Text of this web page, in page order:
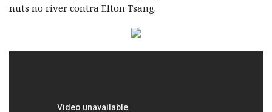
nuts no river contra Elton Tsang.